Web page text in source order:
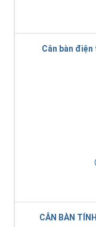
Cân bàn điện
CÂN BÀN